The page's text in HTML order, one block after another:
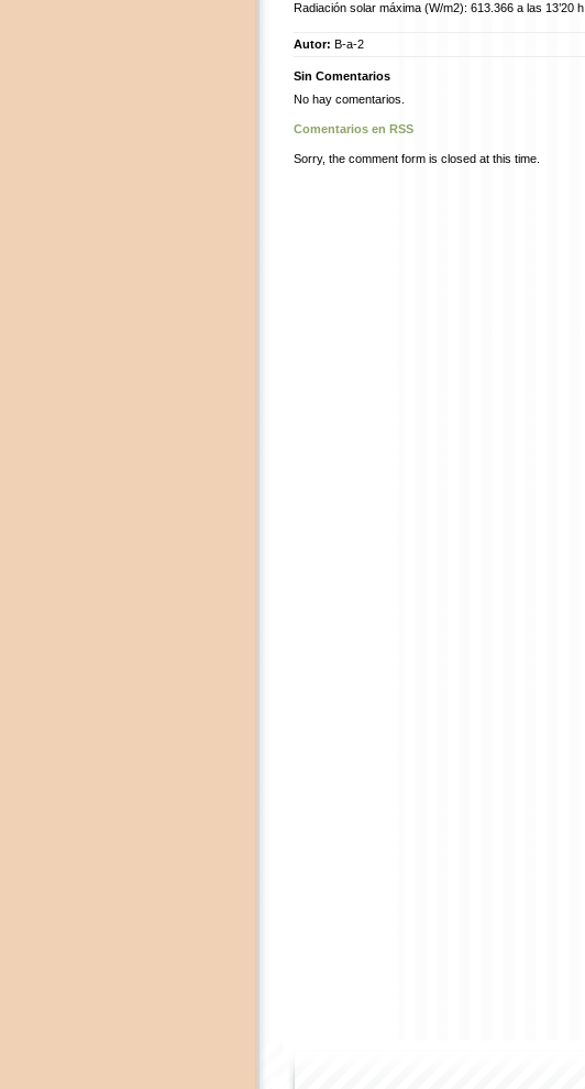
Radiación solar máxima (W/m2): 613.366 a las 13’20 h.
Autor: B-a-2
Sin Comentarios
No hay comentarios.
Comentarios en RSS
Sorry, the comment form is closed at this time.